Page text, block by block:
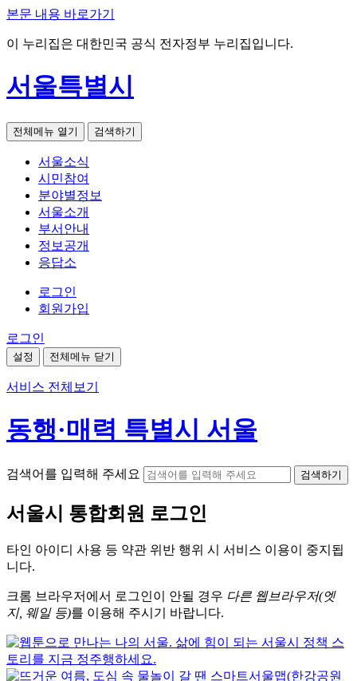
본문 내용 바로가기
이 누리집은 대한민국 공식 전자정부 누리집입니다.
서울특별시
전체메뉴 열기 검색하기
서울소식
시민참여
분야별정보
서울소개
부서안내
정보공개
응답소
로그인
회원가입
로그인
설정 전체메뉴 닫기
서비스 전체보기
동행·매력 특별시 서울
검색어를 입력해 주세요 검색하기
서울시 통합회원 로그인
타인 아이디 사용 등 약관 위반 행위 시 서비스 이용이 중지됩
니다.
크롬 브라우저에서 로그인이 안될 경우 다른 웹브라우저(엣
지, 웨일 등)를 이용해 주시기 바랍니다.